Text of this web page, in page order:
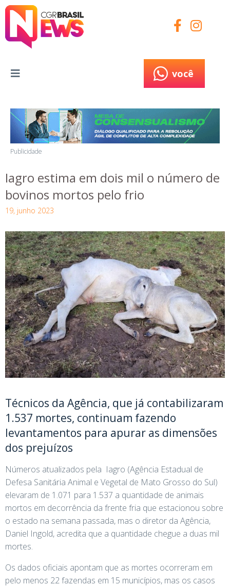
você
Publicidade
Iagro estima em dois mil o número de
bovinos mortos pelo frio
19, junho 2023
Técnicos da Agência, que já contabilizaram
1.537 mortes, continuam fazendo
levantamentos para apurar as dimensões
dos prejuízos
Números atualizados pela Iagro (Agência Estadual de
Defesa Sanitária Animal e Vegetal de Mato Grosso do Sul)
elevaram de 1.071 para 1.537 a quantidade de animais
mortos em decorrência da frente fria que estacionou sobre
o estado na semana passada, mas o diretor da Agência,
Daniel Ingold, acredita que a quantidade chegue a duas mil
mortes.
Os dados oficiais apontam que as mortes ocorreram em
pelo menos 22 fazendas em 15 municípios, mas os casos